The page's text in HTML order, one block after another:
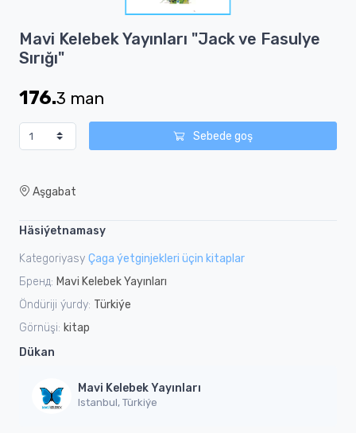
1
of
Mavi Kelebek Yayınları "Jack ve Fasulye
Sırığı"
176.3 man
Sebede goş
Aşgabat
Häsiýetnamasy
Kategoriyasy Çagа ýetginjekleri üçin kitaplar
Бренд: Mavi Kelebek Yayınları
Öndüriji ýurdy: Türkiýe
Görnüşi: kitap
Dükan
Mavi Kelebek Yayınları
Istanbul, Türkiýe